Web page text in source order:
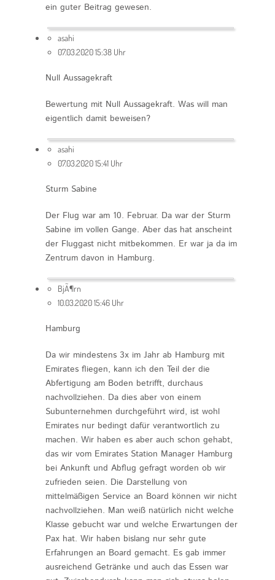
ein guter Beitrag gewesen.
asahi
07.03.2020 15:38 Uhr
Null Aussagekraft
Bewertung mit Null Aussagekraft. Was will man
eigentlich damit beweisen?
asahi
07.03.2020 15:41 Uhr
Sturm Sabine
Der Flug war am 10. Februar. Da war der Sturm
Sabine im vollen Gange. Aber das hat anscheint
der Fluggast nicht mitbekommen. Er war ja da im
Zentrum davon in Hamburg.
BjÃ¶rn
10.03.2020 15:46 Uhr
Hamburg
Da wir mindestens 3x im Jahr ab Hamburg mit
Emirates fliegen, kann ich den Teil der die
Abfertigung am Boden betrifft, durchaus
nachvollziehen. Da dies aber von einem
Subunternehmen durchgeführt wird, ist wohl
Emirates nur bedingt dafür verantwortlich zu
machen. Wir haben es aber auch schon gehabt,
das wir vom Emirates Station Manager Hamburg
bei Ankunft und Abflug gefragt worden ob wir
zufrieden seien. Die Darstellung von
mittelmäßigen Service an Board können wir nicht
nachvollziehen. Man weiß natürlich nicht welche
Klasse gebucht war und welche Erwartungen der
Pax hat. Wir haben bislang nur sehr gute
Erfahrungen an Board gemacht. Es gab immer
ausreichend Getränke und auch das Essen war